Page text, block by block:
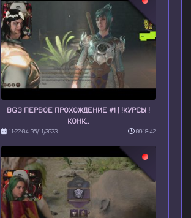
BG3 ПЕРВОЕ ПРОХОЖДЕНИЕ #1 | !КУРСЫ !
КОНК..
11:22:04 06/11/2023 09:18:42